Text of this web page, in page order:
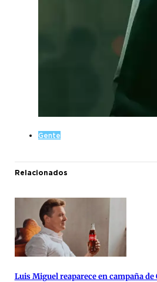
Gente
Relacionados
Luis Miguel reaparece en campaña